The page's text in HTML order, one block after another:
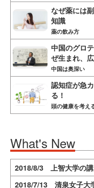
なぜ薬には
知識
薬の飲み方
中国のグロ
ぜ生まれ、
中国は奥深い
認知症が急
る！
頭の健康を考え
What's New
2018/8/3 上智大学の講
2018/7/13 清泉女子大